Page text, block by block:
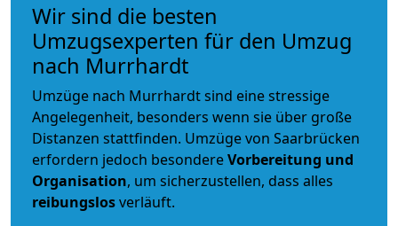
Wir sind die besten
Umzugsexperten für den Umzug
nach Murrhardt
Umzüge nach Murrhardt sind eine stressige
Angelegenheit, besonders wenn sie über große
Distanzen stattfinden. Umzüge von Saarbrücken
erfordern jedoch besondereVorbereitung und
Organisation, um sicherzustellen, dass alles
reibungslosverläuft.